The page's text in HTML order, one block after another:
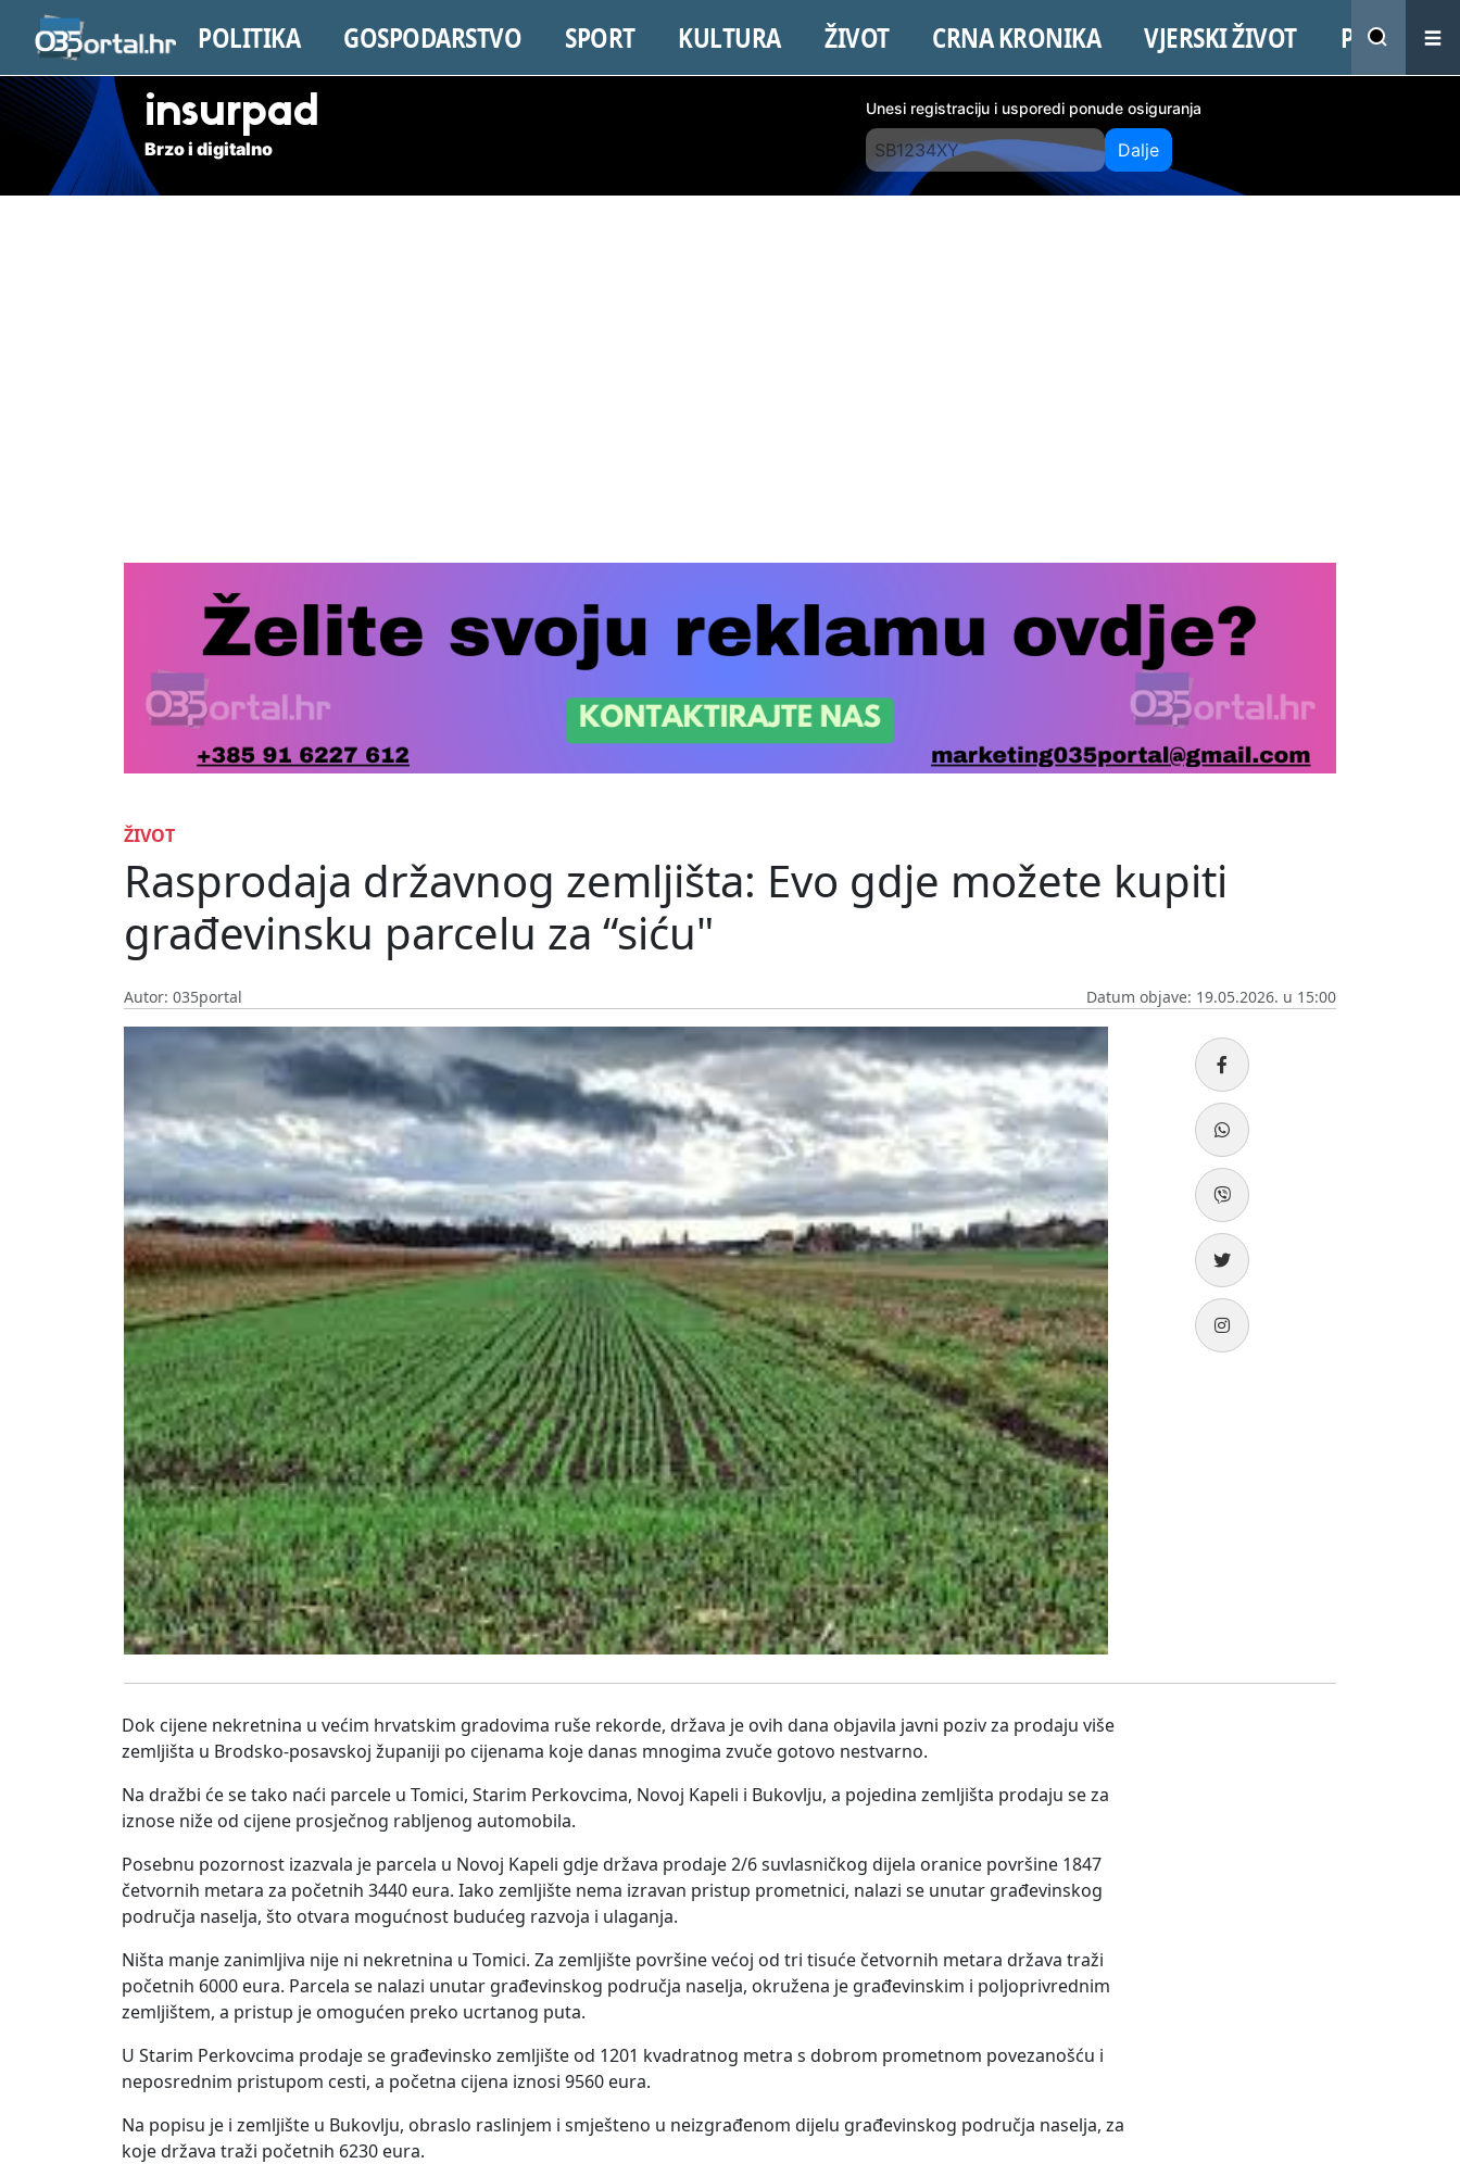
POLITIKA GOSPODARSTVO SPORT KULTURA ŽIVOT CRNA KRONIKA VJERSKI ŽIVOT PROMO
insurpad
Brzo i digitalno
Unesi registraciju i usporedi ponude osiguranja
Dalje
ŽIVOT
Rasprodaja državnog zemljišta: Evo gdje možete kupiti
građevinsku parcelu za “siću"
Autor: 035portal Datum objave: 19.05.2026. u 15:00
Dok cijene nekretnina u većim hrvatskim gradovima ruše rekorde, država je ovih dana objavila javni poziv za prodaju više
zemljišta u Brodsko-posavskoj županiji po cijenama koje danas mnogima zvuče gotovo nestvarno.
Na dražbi će se tako naći parcele u Tomici, Starim Perkovcima, Novoj Kapeli i Bukovlju, a pojedina zemljišta prodaju se za
iznose niže od cijene prosječnog rabljenog automobila.
Posebnu pozornost izazvala je parcela u Novoj Kapeli gdje država prodaje 2/6 suvlasničkog dijela oranice površine 1847
četvornih metara za početnih 3440 eura. Iako zemljište nema izravan pristup prometnici, nalazi se unutar građevinskog
područja naselja, što otvara mogućnost budućeg razvoja i ulaganja.
Ništa manje zanimljiva nije ni nekretnina u Tomici. Za zemljište površine većoj od tri tisuće četvornih metara država traži
početnih 6000 eura. Parcela se nalazi unutar građevinskog područja naselja, okružena je građevinskim i poljoprivrednim
zemljištem, a pristup je omogućen preko ucrtanog puta.
U Starim Perkovcima prodaje se građevinsko zemljište od 1201 kvadratnog metra s dobrom prometnom povezanošću i
neposrednim pristupom cesti, a početna cijena iznosi 9560 eura.
Na popisu je i zemljište u Bukovlju, obraslo raslinjem i smješteno u neizgrađenom dijelu građevinskog područja naselja, za
koje država traži početnih 6230 eura.